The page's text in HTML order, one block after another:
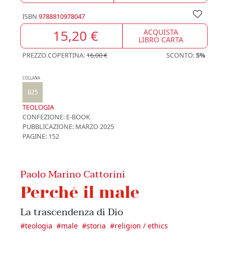
ISBN 9788810978047
15,20 € ACQUISTA
LIBRO CARTA
PREZZO COPERTINA:16,00 € SCONTO:5%
COLLANA
B25
TEOLOGIA
CONFEZIONE: E-BOOK
PUBBLICAZIONE: MARZO 2025
PAGINE: 152
Paolo Marino Cattorini
Perché il male
La trascendenza di Dio
#teologia #male #storia #religion / ethics